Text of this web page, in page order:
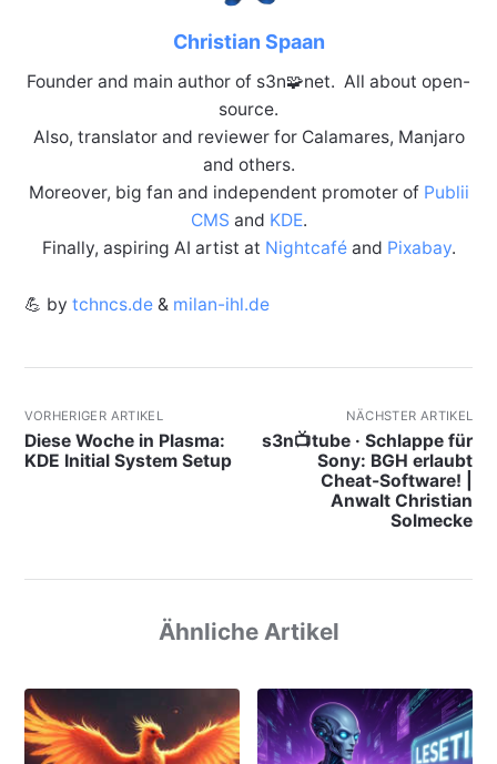
Christian Spaan
Founder and main author of s3n🧩net. All about open-
source.
Also, translator and reviewer for Calamares, Manjaro
and others.
Moreover, big fan and independent promoter of Publii
CMS and KDE.
Finally, aspiring AI artist at Nightcaféand Pixabay.
💪 by tchncs.de& milan-ihl.de
VORHERIGER ARTIKEL
Diese Woche in Plasma:
KDE Initial System Setup
NÄCHSTER ARTIKEL
s3n📺tube · Schlappe für
Sony: BGH erlaubt
Cheat-Software! |
Anwalt Christian
Solmecke
Ähnliche Artikel